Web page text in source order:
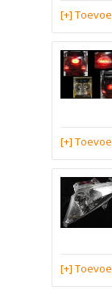
[+]
[+]
[+]